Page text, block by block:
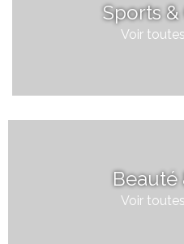
Sports
Voir
Beauté
Voir